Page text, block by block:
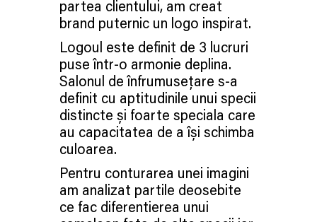
partea clientului, am creat
brand puternic un logo inspirat.
Logoul este definit de 3 lucruri
puse într-o armonie deplina.
Salonul de înfrumusețare s-a
definit cu aptitudinile unui specii
distincte și foarte speciala care
au capacitatea de a își schimba
culoarea.
Pentru conturarea unei imagini
am analizat partile deosebite
ce fac diferentierea unui